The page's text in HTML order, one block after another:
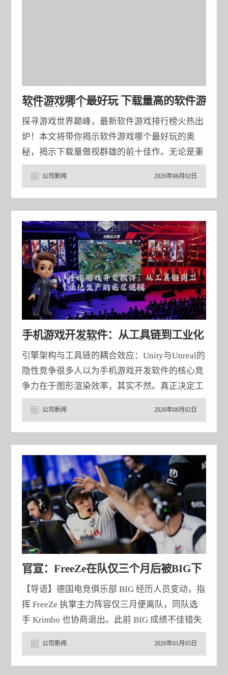
软件游戏哪个最好玩 下载量高的软件游
探寻游戏世界巅峰，最新软件游戏排行榜火热出
炉！本文将带你揭示软件游戏哪个最好玩的奥
秘，揭示下载量傲视群雄的前十佳作。无论是重
度玩家还是休闲一族，这里定有你的心仪之选。
即刻阅读，揭开娱乐新风尚的秘密吧！《px2d》
是一款专业的2D像素角色动画编辑器。它能够帮
助用户制作出高质量的动画作品，支持生成4方
向角色，并且可以自定义动作模板和素材导入。
该软件适用于游戏开发、动画制作等领域，能够
满足不同用户对于2
公司新闻 2026年08月02日
手机游戏开发软件：从工具链到工业化
引擎架构与工具链的耦合效应：Unity与Unreal的
隐性竞争很多人以为手机游戏开发软件的核心竞
争力在于图形渲染效率，其实不然。真正决定工
业化生产能力的，是引擎架构与工具链的耦合深
度。以Unity为例，其Scriptable Render
Pipeline（SRP）的模块化设计允许开发者自定义
渲染管线，但这种灵活性在移动端却成为双刃剑
——某头部二次元厂商曾因过度定制SRP导致
Android机型兼容
公司新闻 2026年08月02日
官宣：FreeZe在队仅三个月后被BIG下
【导语】德国电竞俱乐部 BIG 经历人员变动，指
挥 FreeZe 执掌主力阵容仅三月便离队，同队选
手 Krimbo 也协商退出。此前 BIG 成绩不佳错失
两届 Major 资格，调整后有所起色获多个赛事佳
绩。据知情人士透露，BIG 预计签下 fnatic 战队
blameF 接替指挥，faveN 替代 prosus 进入主力阵
公司新闻 2026年01月05日